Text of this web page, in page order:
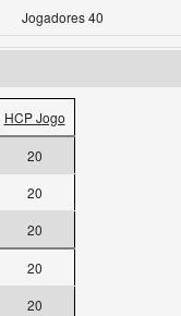
Jogadores 40
HCP Jogo
20
20
20
20
20